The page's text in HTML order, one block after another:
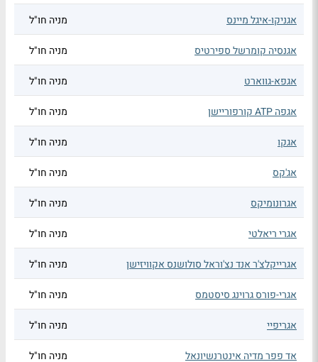
אגניקו-איגל מיינס מניה חו"ל
אגנסיה קומרשל ספירטיס מניה חו"ל
אגפא-גווארט מניה חו"ל
אגפה ATP קורפוריישן מניה חו"ל
אגקו מניה חו"ל
אג'קס מניה חו"ל
אגרונומיקס מניה חו"ל
אגרי ריאלטי מניה חו"ל
אגרייקלצ'ר אנד נצ'וראל סולושנס אקוויזישן מניה חו"ל
אגרי-פורס גרוינג סיסטמס מניה חו"ל
אגריפיי מניה חו"ל
אד פפר מדיה אינטרנשיונאל מניה חו"ל